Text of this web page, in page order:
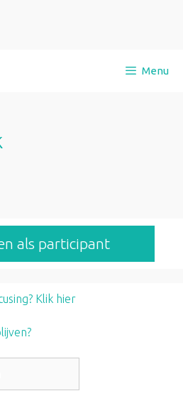
Menu
als participant
Klik hier